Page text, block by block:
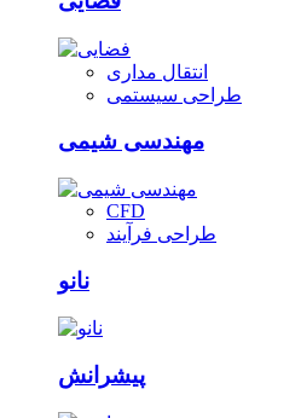
انتقال مداری
طراحی سیستمی
مهندسی شیمی
CFD
طراحی فرآیند
نانو
پیشرانش